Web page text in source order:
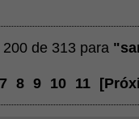
de 313 para
7 8 9 10 11 [